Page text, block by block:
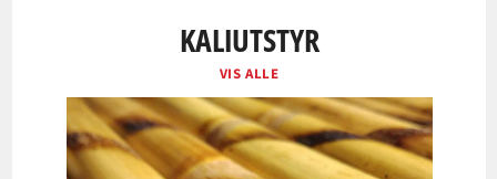
KALIUTSTYR
VIS ALLE